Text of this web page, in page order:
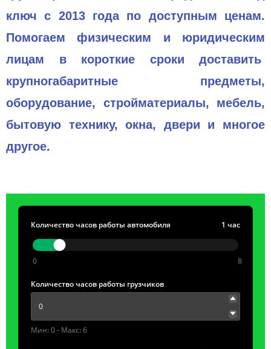
ключ с 2013 года по доступным ценам.
Помогаем физическим и юридическим
лицам в короткие сроки доставить
крупногабаритные предметы,
оборудование, стройматериалы, мебель,
бытовую технику, окна, двери и многое
другое.
Количество часов работы автомобиля 1 час
0 8
Количество часов работы грузчиков
Мин: 0 - Макс: 6